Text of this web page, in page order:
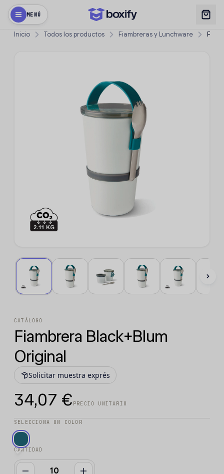
MENÚ
Inicio Todos los productos Fiambreras y Lunchware
CATÁLOGO
Fiambrera Black+Blum
Original
Solicitar muestra exprés
34,07 € PRECIO UNITARIO
SELECCIONA UN COLOR
CANTIDAD